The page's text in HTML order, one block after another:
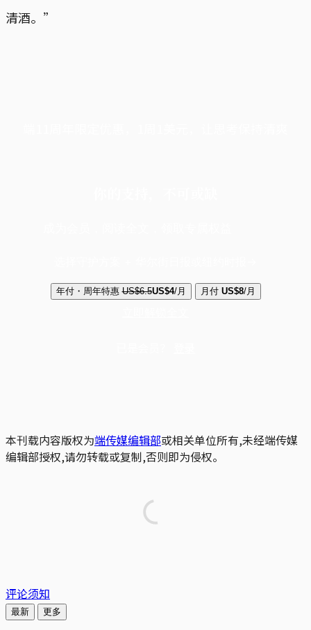
清酒。”
年付・周年特惠 US$6.5US$4/月 月付 US$8/月
本刊载内容版权为端传媒编辑部或相关单位所有,未经端传媒
编辑部授权,请勿转载或复制,否则即为侵权。
评论须知
最新 更多